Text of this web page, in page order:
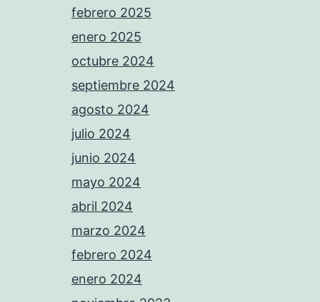
febrero 2025
enero 2025
octubre 2024
septiembre 2024
agosto 2024
julio 2024
junio 2024
mayo 2024
abril 2024
marzo 2024
febrero 2024
enero 2024